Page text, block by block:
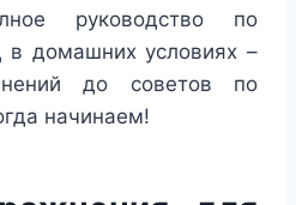
руководство по
в домашних условиях –
до советов по
начинаем!